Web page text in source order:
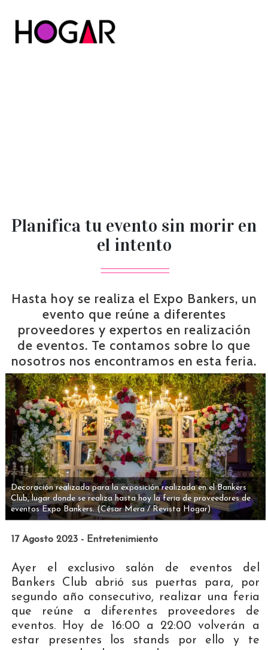
Planifica tu evento sin morir en
el intento
Hasta hoy se realiza el Expo Bankers, un
evento que reúne a diferentes
proveedores y expertos en realización
de eventos. Te contamos sobre lo que
nosotros nos encontramos en esta feria.
Decoración realizada para la exposición realizada en el Bankers
Club, lugar donde se realiza hasta hoy la feria de proveedores de
eventos Expo Bankers. (César Mera / Revista Hogar)
17 Agosto 2023 - Entretenimiento
Ayer el exclusivo salón de eventos del
Bankers Club abrió sus puertas para, por
segundo año consecutivo, realizar una feria
que reúne a diferentes proveedores de
eventos. Hoy de 16:00 a 22:00 volverán a
estar presentes los stands por ello y te